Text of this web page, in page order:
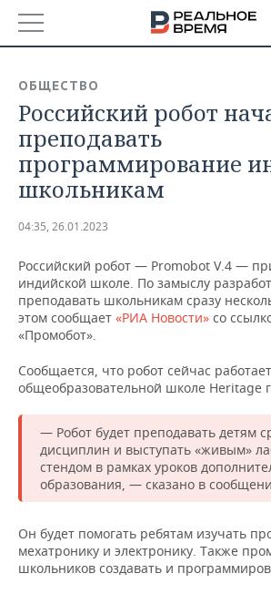
БАШКОРТОСТАН
ТАТАРСТАН
УДМУРТИЯ
НОВОСТИ
АНАЛИТИКА
НОВОСТИ АНАЛИТИКИ
ДЕКЛАРАЦИИ О ДОХОДАХ
КОРОЛИ ГОСЗАКАЗА ПФО
ВУЗЫ ТАТАРСТАНА
ТОРГОВЫЕ ЦЕНТРЫ
ТАТАРСТАНА
ЭКОНОМИКА
НОВОСТИ ЭКОНОМИКИ
ФИНАНСЫ
БАНКИ
ИНВЕСТИЦИИ
ПРОМЫШЛЕННОСТЬ
НОВОСТИ
ПРОМЫШЛЕННОСТИ
АГРОПРОМ
МАШИНОСТРОЕНИЕ
НЕФТЕХИМИЯ
НЕФТЬ
ОПК
ЭНЕРГЕТИКА
НЕДВИЖИМОСТЬ
НОВОСТИ НЕДВИЖИМОСТИ
АВТО
НОВОСТИ БИЗНЕСА
РОЗНИЧНАЯ ТОРГОВЛЯ
ТРАНСПОРТ
УСЛУГИ
ТЕХНОЛОГИИ
НОВОСТИ ТЕХНОЛОГИЙ
МЕДИА
ТЕЛЕКОММУНИКАЦИИ
МЕРОПРИЯТИЯ
НОВОСТИ МЕРОПРИЯТИЙ
ВЫЕЗДНАЯ РЕДАКЦИЯ
БИЗНЕС-БРАНЧИ
СПОРТ
НОВОСТИ СПОРТА
ФУТБОЛ
ОБЩЕСТВО
НОВОСТИ ОБЩЕСТВА
ФОТОГАЛЕРЕЯ
ОБЩЕСТВО
Российский робот
преподавать
программирование
школьникам
04:35, 26.01.2023
Российский робот — Promobot V.4 —
индийской школе. По замыслу
преподавать школьникам сразу
этом сообщает «РИА Новости» со
«Промобот».
Сообщается, что робот сейчас
общеобразовательной школе Heritage
— Робот будет преподавать детям
дисциплин и выступать «живым»
стендом в рамках уроков
образования, — сказано в
Он будет помогать ребятам изучать
мехатронику и электронику. Также
школьников создавать и